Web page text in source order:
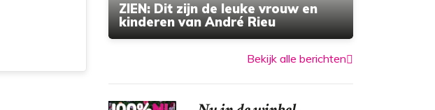
ZIEN: Dit zijn de leuke vrouw en
kinderen van André Rieu
Bekijk alle berichten